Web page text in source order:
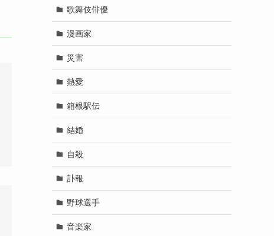
歌舞伎俳優
漫画家
災害
熱愛
箱根駅伝
結婚
自殺
訃報
野球選手
音楽家